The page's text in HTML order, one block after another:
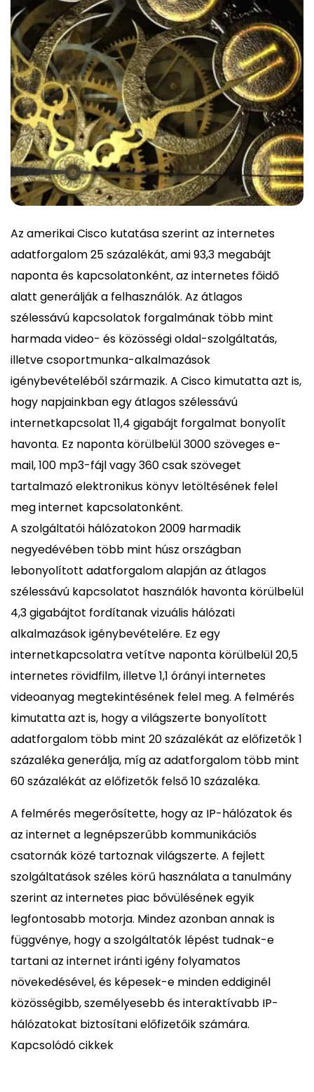
Az amerikai Cisco kutatása szerint az internetes
adatforgalom 25 százalékát, ami 93,3 megabájt
naponta és kapcsolatonként, az internetes főidő
alatt generálják a felhasználók. Az átlagos
szélessávú kapcsolatok forgalmának több mint
harmada video- és közösségi oldal-szolgáltatás,
illetve csoportmunka-alkalmazások
igénybevételéből származik. A Cisco kimutatta azt is,
hogy napjainkban egy átlagos szélessávú
internetkapcsolat 11,4 gigabájt forgalmat bonyolít
havonta. Ez naponta körülbelül 3000 szöveges e-
mail, 100 mp3-fájl vagy 360 csak szöveget
tartalmazó elektronikus könyv letöltésének felel
meg internet kapcsolatonként.
A szolgáltatói hálózatokon 2009 harmadik
negyedévében több mint húsz országban
lebonyolított adatforgalom alapján az átlagos
szélessávú kapcsolatot használók havonta körülbelül
4,3 gigabájtot fordítanak vizuális hálózati
alkalmazások igénybevételére. Ez egy
internetkapcsolatra vetítve naponta körülbelül 20,5
internetes rövidfilm, illetve 1,1 órányi internetes
videoanyag megtekintésének felel meg. A felmérés
kimutatta azt is, hogy a világszerte bonyolított
adatforgalom több mint 20 százalékát az előfizetők 1
százaléka generálja, míg az adatforgalom több mint
60 százalékát az előfizetők felső 10 százaléka.
A felmérés megerősítette, hogy az IP-hálózatok és
az internet a legnépszerűbb kommunikációs
csatornák közé tartoznak világszerte. A fejlett
szolgáltatások széles körű használata a tanulmány
szerint az internetes piac bővülésének egyik
legfontosabb motorja. Mindez azonban annak is
függvénye, hogy a szolgáltatók lépést tudnak-e
tartani az internet iránti igény folyamatos
növekedésével, és képesek-e minden eddiginél
közösségibb, személyesebb és interaktívabb IP-
hálózatokat biztosítani előfizetőik számára.
Kapcsolódó cikkek